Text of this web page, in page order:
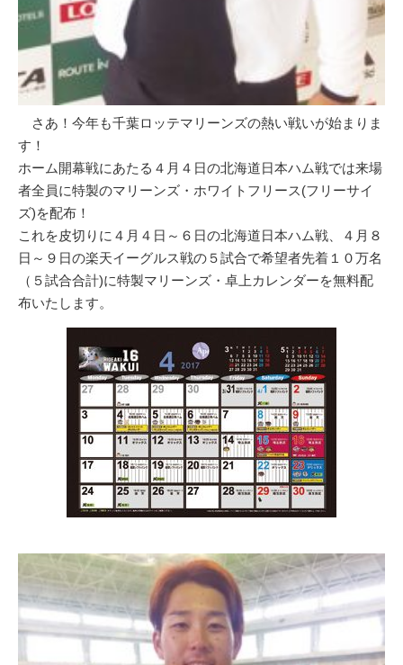
さあ！今年も千葉ロッテマリーンズの熱い戦いが始まりま
す！
ホーム開幕戦にあたる４月４日の北海道日本ハム戦では来場
者全員に特製のマリーンズ・ホワイトフリース(フリーサイ
ズ)を配布！
これを皮切りに４月４日～６日の北海道日本ハム戦、４月８
日～９日の楽天イーグルス戦の５試合で希望者先着１０万名
（５試合合計)に特製マリーンズ・卓上カレンダーを無料配
布いたします。